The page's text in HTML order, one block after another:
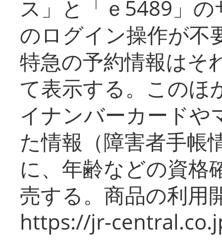
ス」と「ｅ5489」
のログイン操作が不
特急の予約情報はそ
て表示する。このほ
イナンバーカードや
た情報（障害者手帳
に、年齢などの資格
売する。商品の利用
https://jr-